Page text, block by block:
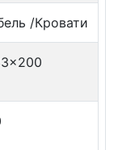
/Кровати